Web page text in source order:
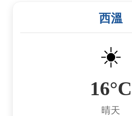
西溫
☀️
16°C
晴天